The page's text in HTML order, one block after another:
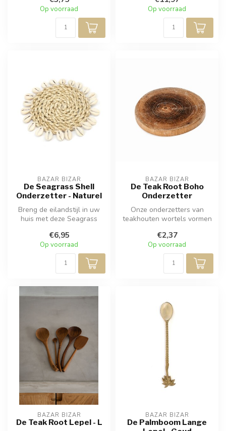
Op voorraad Op voorraad
BAZAR BIZAR
De Seagrass Shell
Onderzetter - Naturel
Breng de eilandstijl in uw
huis met deze Seagrass
...
€6,95
Op voorraad
BAZAR BIZAR
De Teak Root Boho
Onderzetter
Onze onderzetters van
teakhouten wortels vormen
functionele...
€2,37
Op voorraad
BAZAR BIZAR
De Teak Root Lepel - L
BAZAR BIZAR
De Palmboom Lange